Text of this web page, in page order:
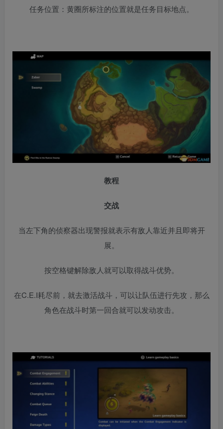
任务位置：黄圈所标注的位置就是任务目标地点。
教程
交战
当左下角的侦察器出现警报就表示有敌人靠近并且即将开
展。
按空格键解除敌人就可以取得战斗优势。
在C.E.I耗尽前，就去激活战斗，可以让队伍进行先攻，那么
角色在战斗时第一回合就可以发动攻击。